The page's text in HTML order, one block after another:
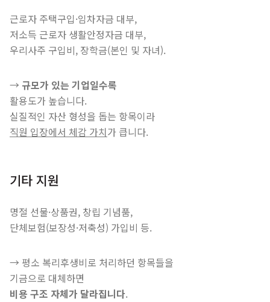
근로자 주택구입·임차자금 대부,
저소득 근로자 생활안정자금 대부,
우리사주 구입비, 장학금(본인 및 자녀).
→ 규모가 있는 기업일수록
활용도가 높습니다.
실질적인 자산 형성을 돕는 항목이라
직원 입장에서 체감 가치가 큽니다.
기타 지원
명절 선물·상품권, 창립 기념품,
단체보험(보장성·저축성) 가입비 등.
→ 평소 복리후생비로 처리하던 항목들을
기금으로 대체하면
비용 구조 자체가 달라집니다.